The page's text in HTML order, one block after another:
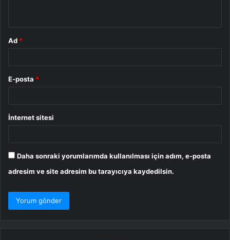
Ad *
E-posta *
İnternet sitesi
Daha sonraki yorumlarımda kullanılması için adım, e-posta
adresim ve site adresim bu tarayıcıya kaydedilsin.